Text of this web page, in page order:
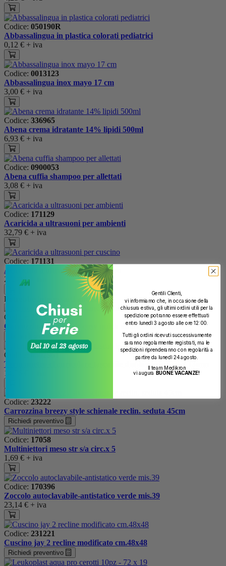
Codice: 050190R
Abbassalingua in plastica colorati pediatrici
0,12 € + iva
Codice: 0013123
Abbassalingua inox mayo 17 cm
3,00 € + iva
Codice: 336965
Abena crema idratante 14% lipidi 500ml
6,93 € + iva
Codice: 0900053
Abena cuffia shampoo per allettati
3,08 € + iva
Codice: 171129
Acaricida a ultrasuoni per ambienti
32,79 € + iva
Codice: 171131
Acaricida a ultrasuoni per cuscino
27,30 €
Potrebbe interessarti anche
Codice:
220101
Carrozzina pieghevole easy quick autospinta sed.50
Richiedi preventivo
Codice:0502961
Termometro cl auricolare tascabile display lcd: 27,9 x 13mm
14,76 €
Codice:23222
Carrozzina breezy style schienale reclin. seduta 45cm
Richiedi preventivo
Codice: 17058
Multiniettori meso str s/a circ.x 5
1,69 € + iva
Codice: 170396
Zoccolo autoclavabile-antistatico verde mis.39
23,14 € + iva
Codice: 231221
Cuscino jay 2 recline modificato cm.48x48
Richiedi preventivo
Gentili Clienti,
vi informiamo che, in occasione della
chiusura estiva, gli ultimi ordini utili per la
spedizione potranno essere effettuati
entro lunedì 3 agosto alle ore 12:00.
Tutti gli ordini ricevuti successivamente
saranno regolarmente registrati, ma le
spedizioni riprenderanno con regolarità a
partire da lunedì 24 agosto.
Il team Medikron
vi augura
BUONE VACANZE!